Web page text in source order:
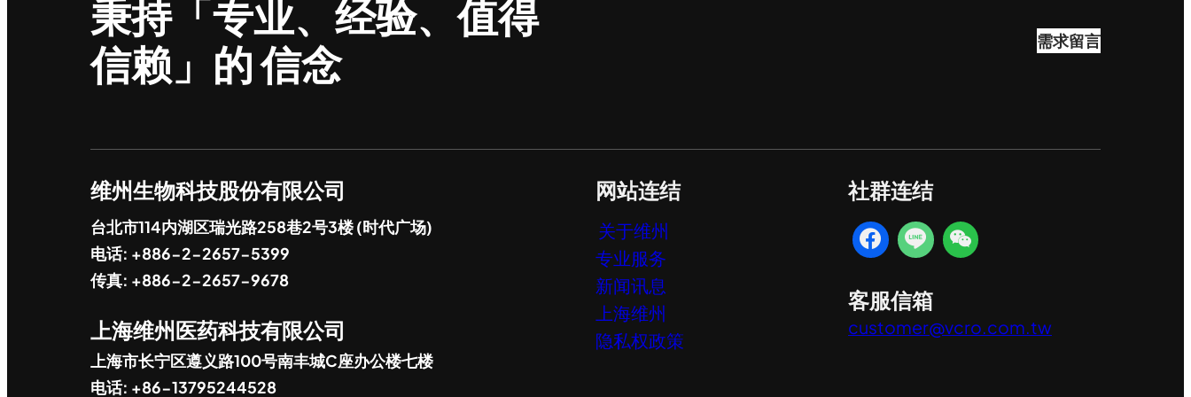
秉持「专业、经验、值得
信赖」的 信念
需求留言
维州生物科技股份有限公司
台北市114内湖区瑞光路258巷2号3楼 (时代广场)
电话: +886-2-2657-5399
传真: +886-2-2657-9678
上海维州医药科技有限公司
上海市长宁区遵义路100号南丰城C座办公楼七楼
电话: +86-13795244528
网站连结
关于维州
专业服务
新闻讯息
上海维州
隐私权政策
社群连结
客服信箱
customer@vcro.com.tw